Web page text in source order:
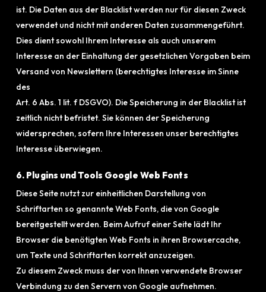
ist. Die Daten aus der Blacklist werden nur für diesen Zweck
verwendet und nicht mit anderen Daten zusammengeführt.
Dies dient sowohl Ihrem Interesse als auch unserem
Interesse an der Einhaltung der gesetzlichen Vorgaben beim
Versand von Newslettern (berechtigtes Interesse im Sinne
des
Art. 6 Abs. 1 lit. f DSGVO). Die Speicherung in der Blacklist ist
zeitlich nicht befristet. Sie können der Speicherung
widersprechen, sofern Ihre Interessen unser berechtigtes
Interesse überwiegen.
6. Plugins und Tools Google Web Fonts
Diese Seite nutzt zur einheitlichen Darstellung von
Schriftarten so genannte Web Fonts, die von Google
bereitgestellt werden. Beim Aufruf einer Seite lädt Ihr
Browser die benötigten Web Fonts in ihren Browsercache,
um Texte und Schriftarten korrekt anzuzeigen.
Zu diesem Zweck muss der von Ihnen verwendete Browser
Verbindung zu den Servern von Google aufnehmen.